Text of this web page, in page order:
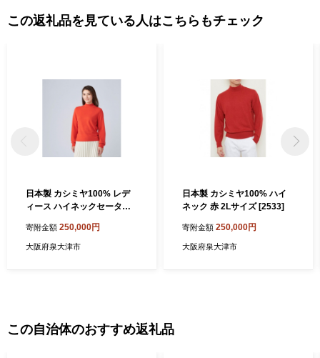
この返礼品を見ている人はこちらもチェック
日本製 カシミヤ100% レデ
ィース ハイネックセーター
寄附金額 250,000円
大阪府泉大津市
日本製 カシミヤ100% ハイ
ネック 赤 2Lサイズ [2533]
寄附金額 250,000円
大阪府泉大津市
この自治体のおすすめ返礼品